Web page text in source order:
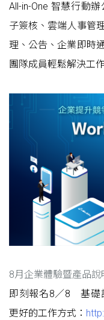
All-in-One 智慧行動
子簽核、雲端人事管
理、公告、企業即時
團隊成員輕鬆解決工
8月企業體驗暨產品
即刻報名8／8 基礎
更好的工作方式：